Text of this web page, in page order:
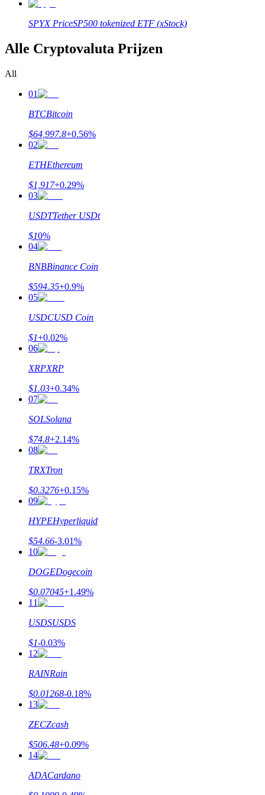
Gids
Futures-startgids
Handelsstrategieën
Leer hoe u winstgevend kunt blijven
Verdienen
Uitzetten
Hoog rendement en directe toegang
Launchpool
Flexibel staken om populaire tokens te verdienen.
SPYXPriceSP500 tokenized ETF (xStock)
Alle Cryptovaluta Prijzen
All
01
BTCBitcoin
$64,997.8+0.56%
02
ETHEthereum
$1,917+0.29%
03
USDTTether USDt
$10%
04
BNBBinance Coin
$594.35+0.9%
05
USDCUSD Coin
$1+0.02%
06
XRPXRP
$1.03+0.34%
07
SOLSolana
$74.8+2.14%
08
TRXTron
$0.3276+0.15%
09
HYPEHyperliquid
$54.66-3.01%
10
DOGEDogecoin
$0.07045+1.49%
11
USDSUSDS
$1-0.03%
12
RAINRain
$0.01268-0.18%
13
ZECZcash
$506.48+0.09%
14
ADACardano